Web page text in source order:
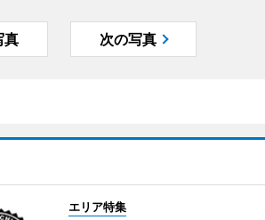
真 次の写真
エリア特集